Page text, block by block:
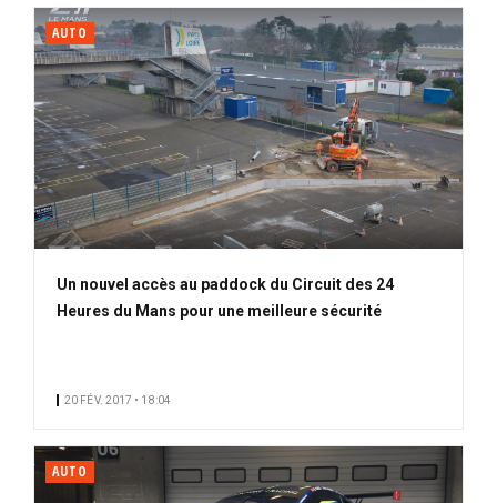
AUTO
Un nouvel accès au paddock du Circuit des 24
Heures du Mans pour une meilleure sécurité
20 FÉV. 2017 • 18:04
AUTO